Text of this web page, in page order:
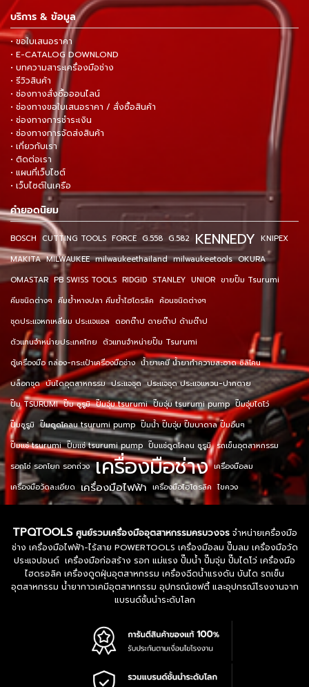
บริการ & ข้อมูล
• ขอใบเสนอราคา
• E-CATALOG DOWNLOND
• บทความสาระเครื่องมือช่าง
• รีวิวสินค้า
• ช่องทางสั่งซื้อออนไลน์
• ช่องทางขอใบเสนอราคา / สั่งซื้อสินค้า
• ช่องทางการชำระเงิน
• ช่องทางการจัดส่งสินค้า
• เกี่ยวกับเรา
• ติดต่อเรา
• แผนที่เว็บไซต์
• เว็บไซต์ในเครือ
คำยอดนิยม
BOSCH CUTTING TOOLS FORCE G.558 G.582 KENNEDY KNIPEX
MAKITA MILWAUKEE milwaukeethailand milwaukeetools OKURA
OMASTAR PB SWISS TOOLS RIDGID STANLEY UNIOR ขายปั๊ม Tsurumi
คีมชนิดต่างๆ คีมย้ำหางปลา คีมย้ำไฮโดรลิค ค้อนชนิดต่างๆ
ชุดประแจหกเหลี่ยม ประแจแอล ดอกต๊าป ดายต๊าป ด้ามต๊าป
ตัวแทนจำหน่ายประเทศไทย ตัวแทนจำหน่ายปั๊ม Tsurumi
ตู้เครื่องมือ กล่อง-กระเป๋าเครื่องมือช่าง น้ำยาเคมี น้ำยาทำความสะอาด ซิลิโคน
บล็อกชุด บันไดอุตสาหกรรม ประแจชุด ประแจชุด ประแจแหวน-ปากตาย
ปั๊ม TSURUMI ปั๊ม ซูรูมิ ปั๊มจุ่ม tsurumi ปั๊มจุ่ม tsurumi pump ปั๊มจุ่มไดโว่
ปั๊มซูรูมิ ปั๊มดูดโคลน tsurumi pump ปั๊มน้ำ ปั๊มจุ่ม ปั๊มบาดาล ปั๊มอื่นๆ
ปั๊มแช่ tsurumi ปั๊มแช่ tsurumi pump ปั๊มแช่ดูดโคลน ซูรูมิ รถเข็นอุตสาหกรรม
รอกโซ่ รอกโยก รอกถ่วง เครื่องมือช่าง เครื่องมือลม
เครื่องมือวัดละเอียด เครื่องมือไฟฟ้า เครื่องมือไฮโดรลิค ไขควง
TPQTOOLS ศูนย์รวมเครื่องมืออุตสาหกรรมครบวงจรจำหน่ายเครื่องมือ
ช่าง เครื่องมือไฟฟ้า-ไร้สาย POWERTOOLS เครื่องมือลม ปั๊มลม เครื่องมือวัด
ประแจปอนด์ เครื่องมือก่อสร้าง รอก แม่แรง ปั๊มน้ำ ปั๊มจุ่ม ปั๊มไดโว่ เครื่องมือ
ไฮดรอลิค เครื่องดูดฝุ่นอุตสาหกรรม เครื่องฉีดน้ำแรงดัน บันได รถเข็น
อุตสาหกรรม น้ำยากาวเคมีอุตสาหกรรม อุปกรณ์เซฟตี้ และอุปกรณ์โรงงานจาก
แบรนด์ชั้นนำระดับโลก